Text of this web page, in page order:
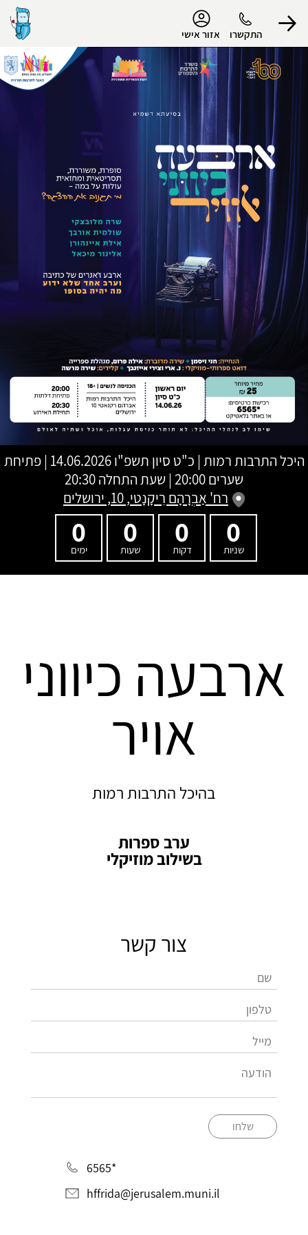
התקשרו אזור אישי
היכל התרבות רמות | כ"ט סיון תשפ"ו
14.06.2026 | פתיחת
שערים 20:00 | שעת התחלה 20:30
רח' אַבְרָהָם רֵיקָנָטי, 10, ירושלים
0
שניות
0
דקות
0
שעות
0
ימים
ארבעה כיווני
אויר
בהיכל התרבות רמות
ערב ספרות
בשילוב מוזיקלי
צור קשר
שלחו
*6565
hffrida@jerusalem.muni.il